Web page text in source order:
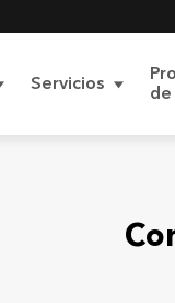
Servicios
de